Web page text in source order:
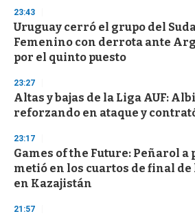
3
s
e
c
o
d
s
23:43
Uruguay cerró el grupo del
Femenino con derrota ante
por el quinto puesto
23:27
Altas y bajas de la Liga AUF:
reforzando en ataque y
23:17
Games of the Future: Peñarol a
metió en los cuartos de final
en Kazajistán
21:57